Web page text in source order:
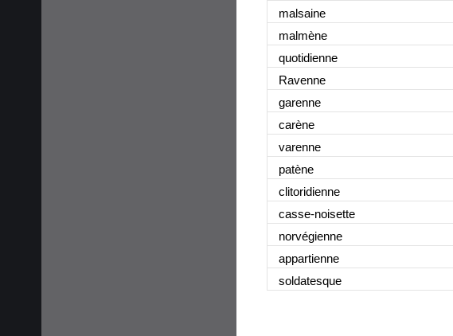
malsaine
malmène
quotidienne
Ravenne
garenne
carène
varenne
patène
clitoridienne
casse-noisette
norvégienne
appartienne
soldatesque